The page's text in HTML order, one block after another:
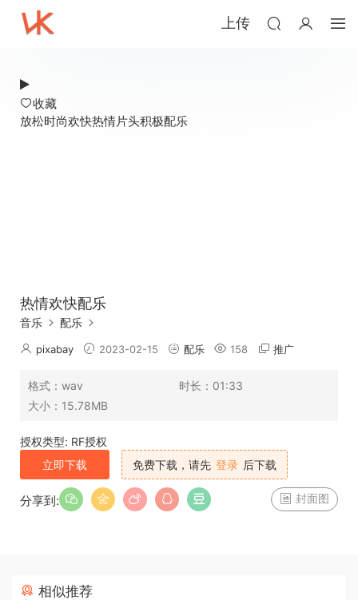
上传
收藏
放松时尚欢快热情片头积极配乐
热情欢快配乐
音乐 配乐
pixabay 2023-02-15 配乐 158 推广
格式： wav 时长： 01:33
大小： 15.78MB
授权类型: RF授权
免费下载，请先 登录 后下载
立即下载
分享到: 封面图
相似推荐